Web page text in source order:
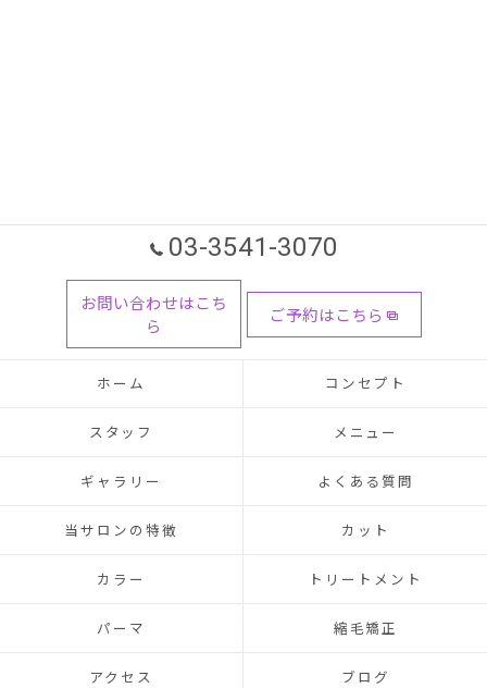
03-3541-3070
お問い合わせはこち
ら
ご予約はこちら
ホーム コンセプト
スタッフ メニュー
ギャラリー よくある質問
当サロンの特徴 カット
カラー トリートメント
パーマ 縮毛矯正
アクセス ブログ